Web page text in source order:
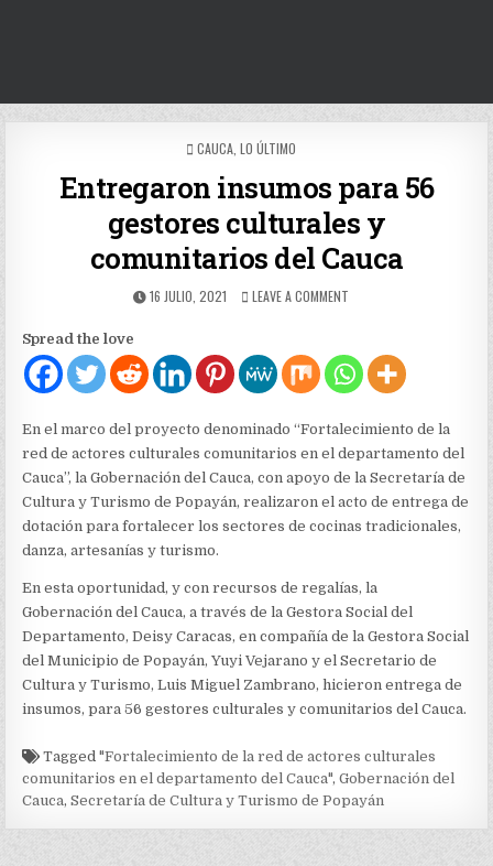
POSTED
CAUCA LO ÚLTIMO
Entregaron insumos para 56
gestores culturales y
comunitarios del Cauca
PUBLISHED
16 JULIO, 2021 LEAVE A COMMENT
PARA
56
GESTORES
Y
COMUNITARIOS
DEL
CAUCA
Spread the love
En el marco del proyecto denominado “Fortalecimiento de la
red de actores culturales comunitarios en el departamento del
Cauca”, la Gobernación del Cauca, con apoyo de la Secretaría de
Cultura y Turismo de Popayán, realizaron el acto de entrega de
dotación para fortalecer los sectores de cocinas tradicionales,
danza, artesanías y turismo.
En esta oportunidad, y con recursos de regalías, la
Gobernación del Cauca, a través de la Gestora Social del
Departamento, Deisy Caracas, en compañía de la Gestora Social
del Municipio de Popayán, Yuyi Vejarano y el Secretario de
Cultura y Turismo, Luis Miguel Zambrano, hicieron entrega de
insumos, para 56 gestores culturales y comunitarios del Cauca.
Tagged"Fortalecimiento de la red de actores culturales
comunitarios en el departamento del Cauca",Gobernación del
Cauca,Secretaría de Cultura y Turismo de Popayán